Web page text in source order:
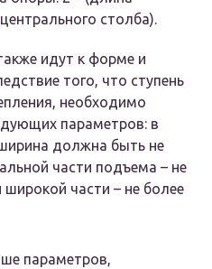
столба).
идут к форме и
того, что ступень
необходимо
параметров: в
должна быть не
части подъема – не
части – не более
параметров,